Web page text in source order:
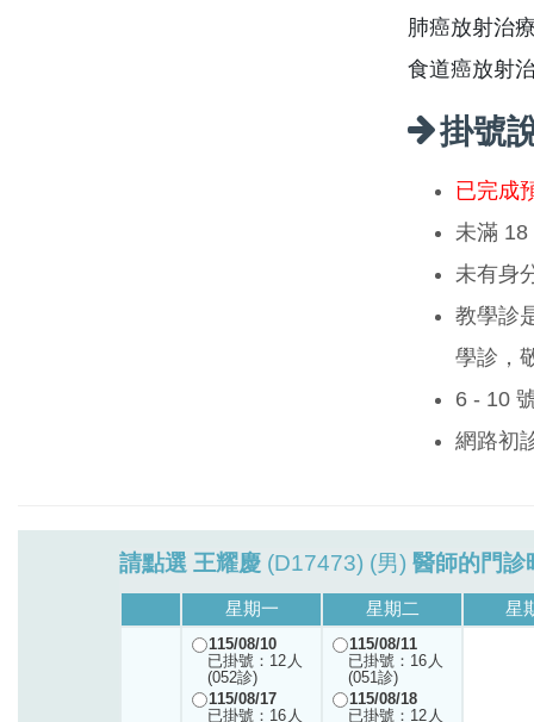
肺癌放射治
食道癌放射
掛號
已完成
未滿 18
未有身
教學診
學診，
6 - 10
網路初